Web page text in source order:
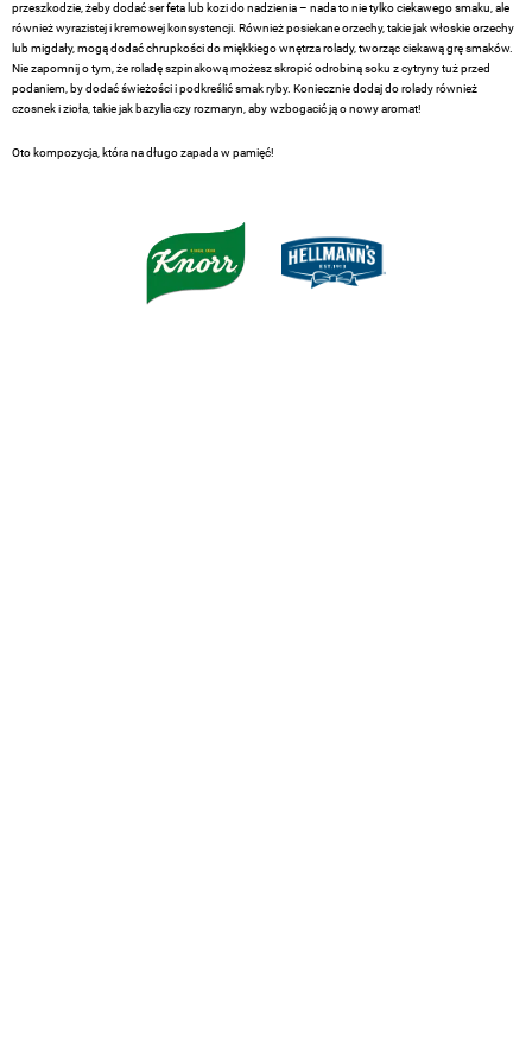
przeszkodzie, żeby dodać ser feta lub kozi do nadzienia – nada to nie tylko ciekawego smaku, ale
również wyrazistej i kremowej konsystencji. Również posiekane orzechy, takie jak włoskie orzechy
lub migdały, mogą dodać chrupkości do miękkiego wnętrza rolady, tworząc ciekawą grę smaków.
Nie zapomnij o tym, że roladę szpinakową możesz skropić odrobiną soku z cytryny tuż przed
podaniem, by dodać świeżości i podkreślić smak ryby. Koniecznie dodaj do rolady również
czosnek i zioła, takie jak bazylia czy rozmaryn, aby wzbogacić ją o nowy aromat!
Oto kompozycja, która na długo zapada w pamięć!